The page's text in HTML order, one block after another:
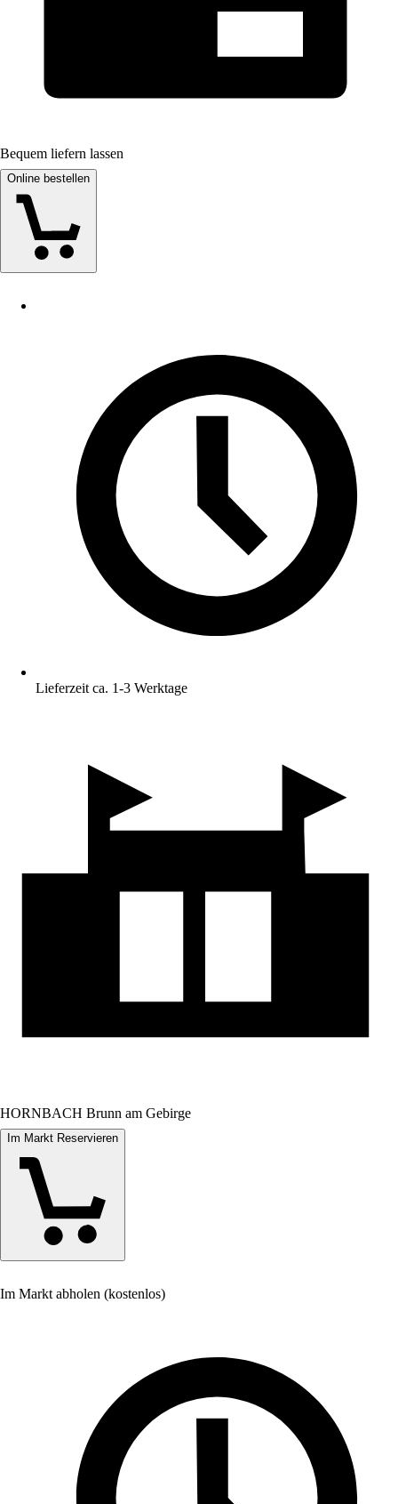
Bequem liefern lassen
Online bestellen
Lieferzeit ca. 1-3 Werktage
HORNBACH Brunn am Gebirge
Im Markt Reservieren
Im Markt abholen (kostenlos)